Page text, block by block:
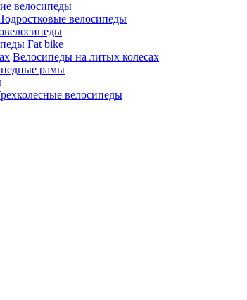
велосипеды
велосипеды
Fat bike
Велосипеды на литых колесах
рамы
велосипеды